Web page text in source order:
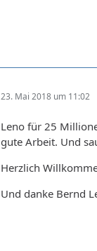
23. Mai 2018 um 11:02
Leno für 25
gute Arbeit. Und
Herzlich
Und danke Bernd